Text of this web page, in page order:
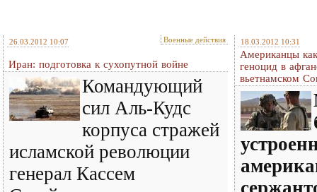
26.03.2012 10:07 Военные действия
Иран: подготовка к сухопутной войне
Командующий
сил Аль-Кудс
корпуса стражей
исламской революции
генерал Кассем
18.03.2012 10:31
Американцы
геноцид в
вьетнамском